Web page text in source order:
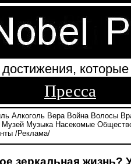
Пресса
Алкоголь Вера Война Волосы
Музей Музыка Насекомые
/Реклама/
зеркальная жизнь?